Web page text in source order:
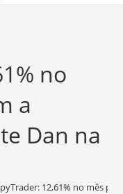
no
a
Dan na
12,61% no mês